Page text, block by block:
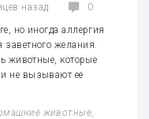
назад 0
но иногда аллергия
заветного желания.
животные, которые
не вызывают ее
животные,